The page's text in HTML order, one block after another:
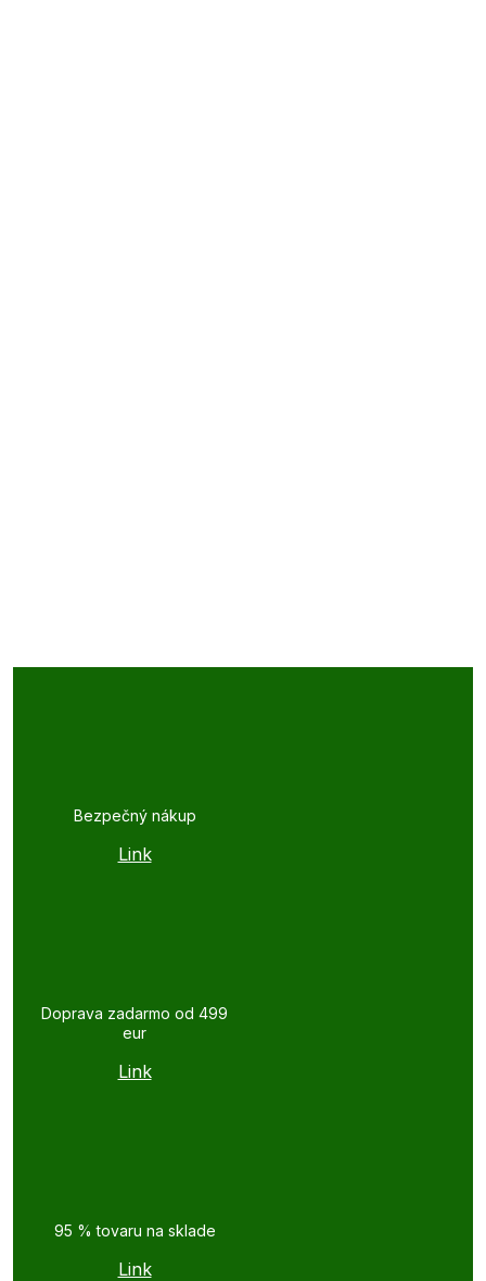
Bezpečný nákup
Link
Doprava zadarmo od 499
eur
Link
95 % tovaru na sklade
Link